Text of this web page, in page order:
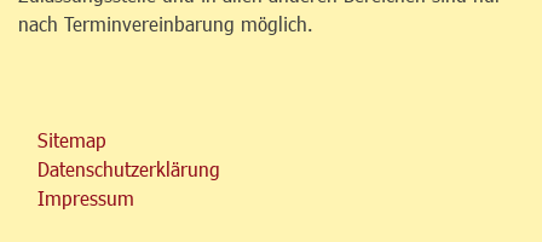
nach Terminvereinbarung möglich.
Sitemap
Datenschutzerklärung
Impressum